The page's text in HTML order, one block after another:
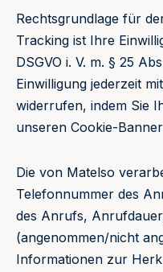
Rechtsgrundlage für
Tracking ist Ihre
DSGVO i. V. m. § 25
Einwilligung jederzeit
widerrufen, indem Sie
unseren Cookie-
Die von Matelso
Telefonnummer des
des Anrufs,
(angenommen/nicht
Informationen zur